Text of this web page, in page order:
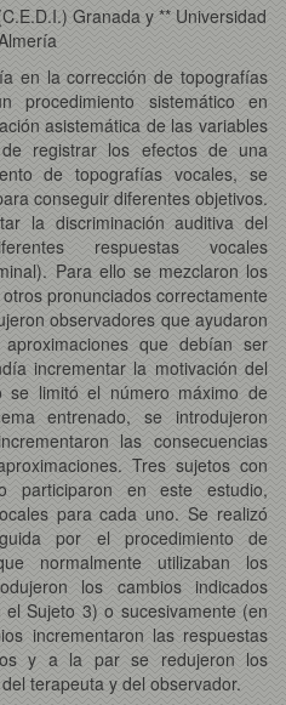
Granada y ** Universidad
en la corrección de topografías
procedimiento sistemático en
asistemática de las variables
registrar los efectos de una
de topografías vocales, se
conseguir diferentes objetivos.
la discriminación auditiva del
respuestas vocales
Para ello se mezclaron los
pronunciados correctamente
observadores que ayudaron
que debían ser
incrementar la motivación del
limitó el número máximo de
entrenado, se introdujeron
las consecuencias
Tres sujetos con
participaron en este estudio,
para cada uno. Se realizó
por el procedimiento de
normalmente utilizaban los
los cambios indicados
Sujeto 3) o sucesivamente (en
incrementaron las respuestas
y a la par se redujeron los
terapeuta y del observador.